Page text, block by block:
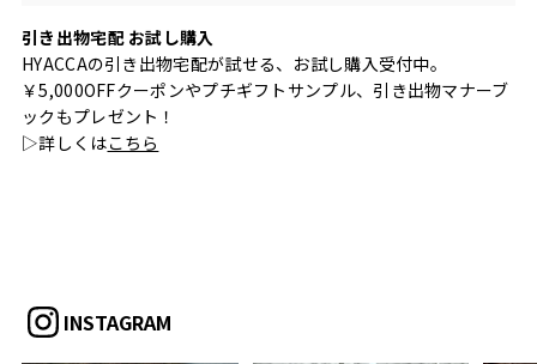
引き出物宅配 お試し購入
HYACCAの引き出物宅配が試せる、お試し購入受付中。
￥5,000OFFクーポンやプチギフトサンプル、引き出物マナーブ
ックもプレゼント！
▷詳しくはこちら
INSTAGRAM